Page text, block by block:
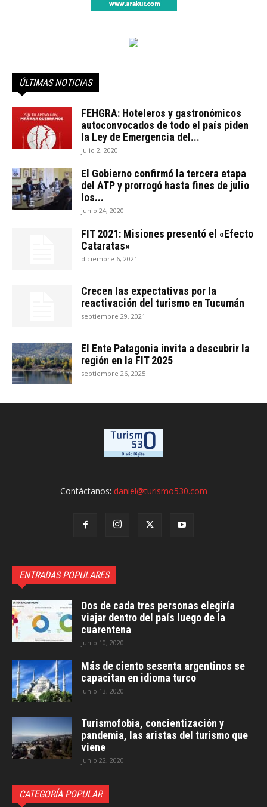
ÚLTIMAS NOTICIAS
FEHGRA: Hoteleros y gastronómicos
autoconvocados de todo el país piden
la Ley de Emergencia del...
julio 2, 2020
El Gobierno confirmó la tercera etapa
del ATP y prorrogó hasta fines de julio
los...
junio 24, 2020
FIT 2021: Misiones presentó el «Efecto
Cataratas»
diciembre 6, 2021
Crecen las expectativas por la
reactivación del turismo en Tucumán
septiembre 29, 2021
El Ente Patagonia invita a descubrir la
región en la FIT 2025
septiembre 26, 2025
Contáctanos: daniel@turismo530.com
ENTRADAS POPULARES
Dos de cada tres personas elegiría
viajar dentro del país luego de la
cuarentena
junio 10, 2020
Más de ciento sesenta argentinos se
capacitan en idioma turco
junio 13, 2020
Turismofobia, concientización y
pandemia, las aristas del turismo que
viene
junio 22, 2020
CATEGORÍA POPULAR